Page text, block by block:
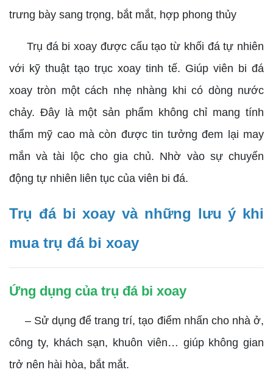
trưng bày sang trọng, bắt mắt, hợp phong thủy
Trụ đá bi xoay được cấu tạo từ khối đá tự nhiên
với kỹ thuật tạo trục xoay tinh tế. Giúp viên bi đá
xoay tròn một cách nhẹ nhàng khi có dòng nước
chảy. Đây là một sản phẩm không chỉ mang tính
thẩm mỹ cao mà còn được tin tưởng đem lại may
mắn và tài lộc cho gia chủ. Nhờ vào sự chuyển
động tự nhiên liên tục của viên bi đá.
Trụ đá bi xoay và những lưu ý khi
mua trụ đá bi xoay
Ứng dụng của trụ đá bi xoay
– Sử dụng để trang trí, tạo điểm nhấn cho nhà ở,
công ty, khách sạn, khuôn viên… giúp không gian
trở nên hài hòa, bắt mắt.